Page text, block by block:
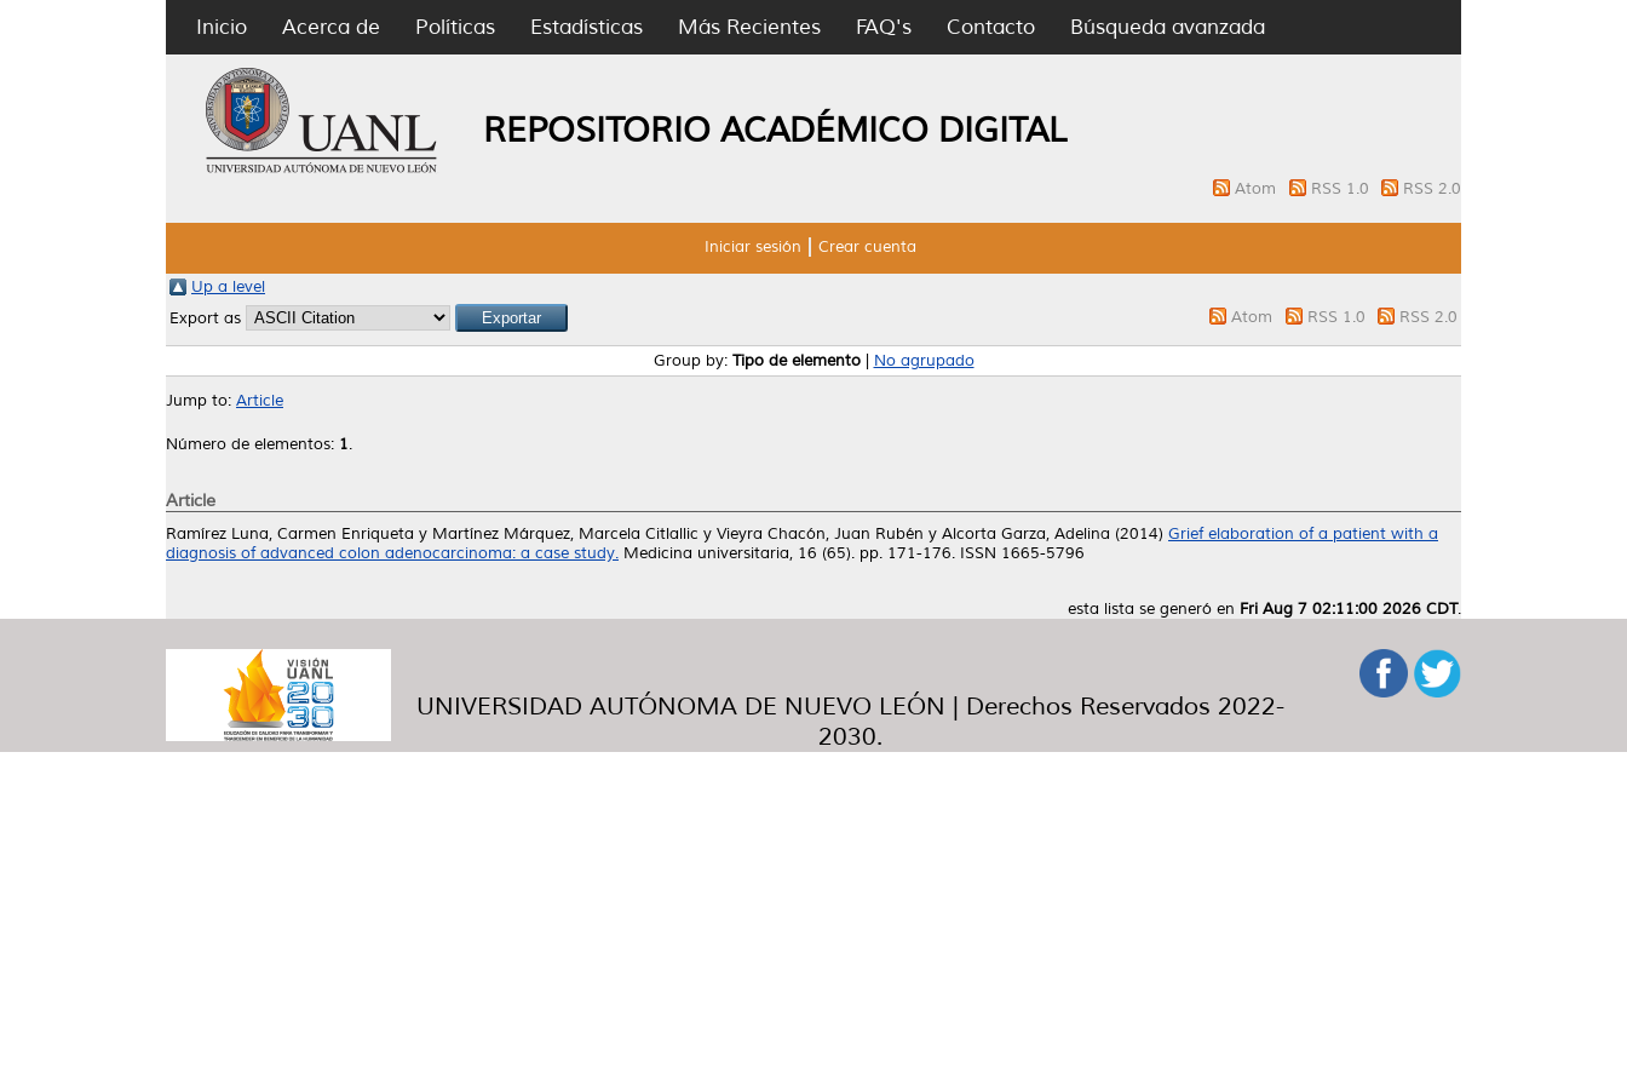
Inicio Acerca de Políticas Estadísticas Más Recientes FAQ's Contacto Búsqueda avanzada
REPOSITORIO ACADÉMICO DIGITAL
Atom RSS 1.0 RSS 2.0
Iniciar sesión Crear cuenta
Up a level
Export as
Atom RSS 1.0 RSS 2.0
Group by: Tipo de elemento| No agrupado
Jump to: Article
Número de elementos: 1.
Article
Ramírez Luna, Carmen Enriqueta y Martínez Márquez, Marcela Citlallic y Vieyra Chacón, Juan Rubén y Alcorta Garza, Adelina (2014) Grief elaboration of a patient with a
diagnosis of advanced colon adenocarcinoma: a case study. Medicina universitaria, 16 (65). pp. 171-176. ISSN 1665-5796
esta lista se generó en Fri Aug 7 02:11:00 2026 CDT.
UNIVERSIDAD AUTÓNOMA DE NUEVO LEÓN | Derechos Reservados 2022-
2030.